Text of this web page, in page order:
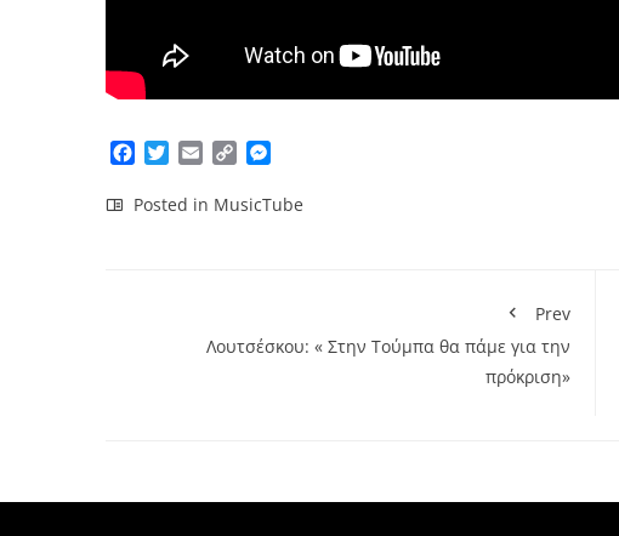
Facebook
TwitterEmailCopy
Posted in MusicTube
Prev
Λουτσέσκου: « Στην Τούμπα θα πάμε για την
πρόκριση»